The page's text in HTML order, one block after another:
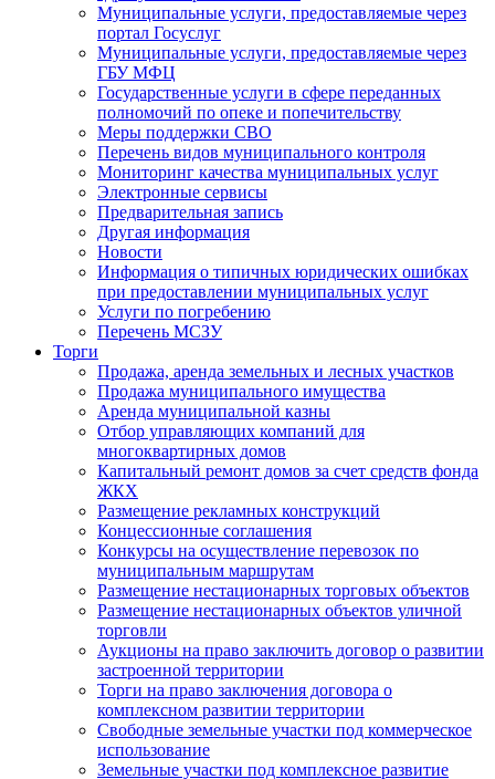
Муниципальные услуги, предоставляемые через
портал Госуслуг
Муниципальные услуги, предоставляемые через
ГБУ МФЦ
Государственные услуги в сфере переданных
полномочий по опеке и попечительству
Меры поддержки СВО
Перечень видов муниципального контроля
Мониторинг качества муниципальных услуг
Электронные сервисы
Предварительная запись
Другая информация
Новости
Информация о типичных юридических ошибках
при предоставлении муниципальных услуг
Услуги по погребению
Перечень МСЗУ
Торги
Продажа, аренда земельных и лесных участков
Продажа муниципального имущества
Аренда муниципальной казны
Отбор управляющих компаний для
многоквартирных домов
Капитальный ремонт домов за счет средств фонда
ЖКХ
Размещение рекламных конструкций
Концессионные соглашения
Конкурсы на осуществление перевозок по
муниципальным маршрутам
Размещение нестационарных торговых объектов
Размещение нестационарных объектов уличной
торговли
Аукционы на право заключить договор о развитии
застроенной территории
Торги на право заключения договора о
комплексном развитии территории
Свободные земельные участки под коммерческое
использование
Земельные участки под комплексное развитие